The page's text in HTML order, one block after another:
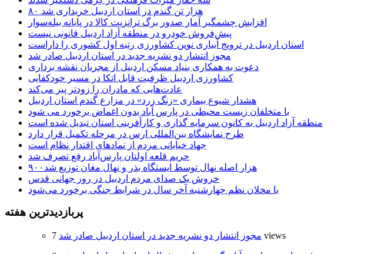
۸۰ هزار تن گندم در استان اردبیل خریداری شد
افزایش چشمگیر آمار صدور برگ ترانزیت کالا در پایانه بیله‌سوار
پیش‌فروش خودرو در منطقه آزاد اردبیل قانونی نیست
استان اردبیل در ترویج آبیاری نوین کشاورزی رتبه اول کشوری را داراست
مجوز انتشار دو نشریه جدید در استان اردبیل صادر شد
دعوت به همکاری بنیاد مسکن اردبیل از مجریان نقشه برداری
کشاورزی اردبیل ظرفیت قابل اتکا در مسیر خودکفایی
عادت‌هایی که مادران را زودتر پیر می‌کند
هشدار شیوع بیماری «زنگ زرد» در مزارع گندم استان اردبیل
با متخلفان زیست محیطی در پارس آباد بدون اغماض برخورد می شود
منطقه آزاد اردبیل به کانون سرمایه گذاری و کارآفرینی استان تبدیل شده است
طرح نمایشگاه بین‌المللی ارس در مرحله تکمیل قرار دارد
جهاد خیابانی مردم از نمادهای اقتدار نظام است
حریم قلعه اولتان پارس‌آباد رفع تصرف شد
۹۰۰هزار اصله نهال توسط ایستگاه بذر و نهال مغان توزیع شد
خروش یک صدای مردم اردبیل در روز جهانی قدس
با مخلان نظم چهارشنبه‌ آخر سال در شرایط جنگی برخورد می‌شود
پربازدیدترین هفته
مجوز انتشار دو نشریه جدید در استان اردبیل صادر شد 7 views